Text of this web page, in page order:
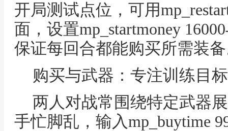
开局测试点位，可用
面，设置mp_startmoney
保证每回合都能购买所需装
购买与武器：专注训练目标
两人对战常围绕特定武器
手忙脚乱，输入mp_buytime